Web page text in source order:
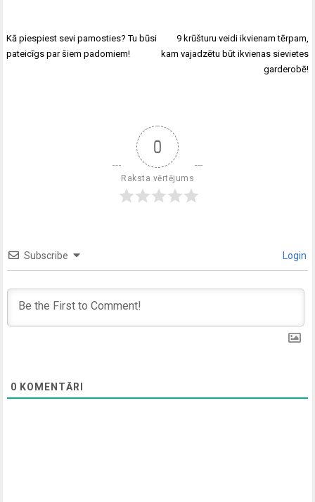
Kā piespiest sevi pamosties? Tu būsi
pateicīgs par šiem padomiem!
9 krūšturu veidi ikvienam tērpam,
kam vajadzētu būt ikvienas sievietes
garderobē!
0
Raksta vērtējums
Subscribe Login
0 KOMENTĀRI